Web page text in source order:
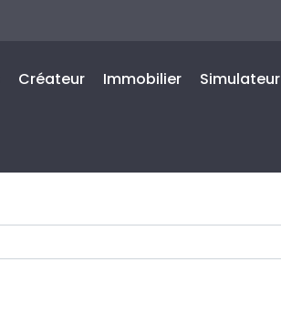
Créateur Immobilier Simulateur